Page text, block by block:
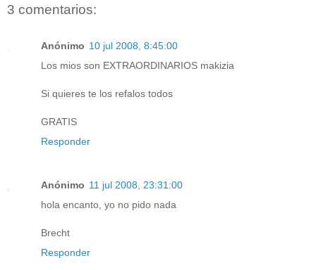
3 comentarios:
Anónimo 10 jul 2008, 8:45:00
Los mios son EXTRAORDINARIOS makizia
Si quieres te los refalos todos
GRATIS
Responder
Anónimo 11 jul 2008, 23:31:00
hola encanto, yo no pido nada
Brecht
Responder